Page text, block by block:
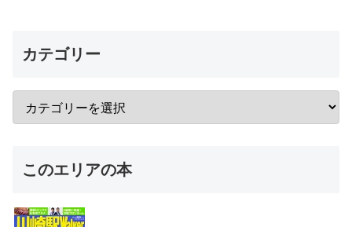
カテゴリー
このエリアの本